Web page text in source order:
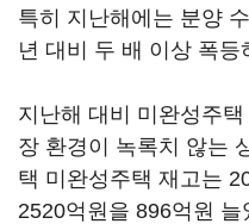
특히 지난해에는 분양
년 대비 두 배 이상 폭
지난해 대비 미완성주
장 환경이 녹록치 않는
택 미완성주택 재고는
2520억원을 896억원